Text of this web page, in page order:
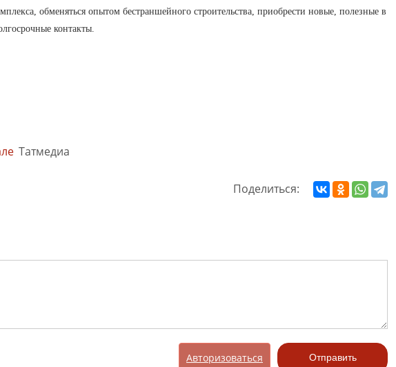
обменяться опытом бестраншейного строительства, приобрести новые, полезные в
контакты.
Татмедиа
Поделиться:
Авторизоваться Отправить